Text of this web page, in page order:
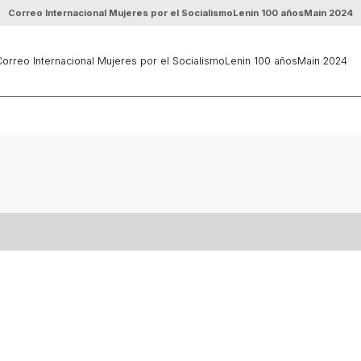
Correo Internacional Mujeres por el SocialismoLenin 100 añosMain 2024
Internacional Mujeres por el SocialismoLenin 100 añosMain 2024